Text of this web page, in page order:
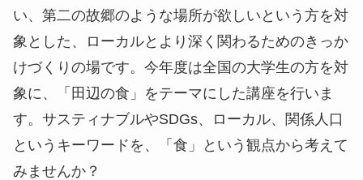
い、第二の故郷のような場所が欲しいという方を対
象とした、ローカルとより深く関わるためのきっか
けづくりの場です。今年度は全国の大学生の方を対
象に、「田辺の食」をテーマにした講座を行いま
す。サスティナブルやSDGs、ローカル、関係人口
というキーワードを、「食」という観点から考えて
みませんか？